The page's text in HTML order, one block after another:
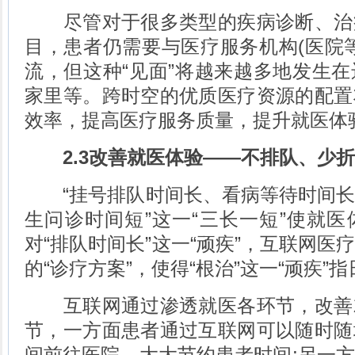
尽管对于很多类型的疾病诊断、治
目，患者仍需要与医疗服务机构(医院
流，但这种“见面”将越来越多地发生
家里等。跨时空的优质医疗资源的配
效率，提高医疗服务质量，提升就医体
2.3改善就医体验——不排队、少
“挂号排队时间长、看病等待时间长
生问诊时间短”这一“三长一短”使就
对“排队时间长”这一“顽疾”，互联网医
的“诊疗方案”，使得“根治”这一“顽疾”
互联网通过渗透就医各环节，改善
节，一方面患者通过互联网可以随时